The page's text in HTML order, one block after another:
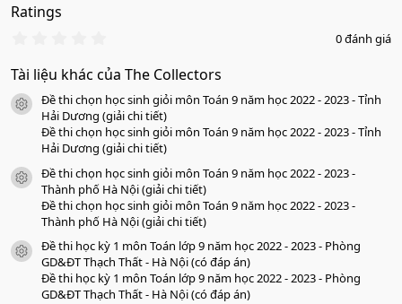
Ratings
0
0
a
o
0 đánh giá
Tài liệu khác của The Collectors
icon tài liệu
Đề thi chọn học sinh giỏi môn Toán 9 năm học 2022 - 2023 - Tỉnh
Hải Dương (giải chi tiết)
Đề thi chọn học sinh giỏi môn Toán 9 năm học 2022 - 2023 - Tỉnh
Hải Dương (giải chi tiết)
icon tài liệu
Đề thi chọn học sinh giỏi môn Toán 9 năm học 2022 - 2023 -
Thành phố Hà Nội (giải chi tiết)
Đề thi chọn học sinh giỏi môn Toán 9 năm học 2022 - 2023 -
Thành phố Hà Nội (giải chi tiết)
icon tài liệu
Đề thi học kỳ 1 môn Toán lớp 9 năm học 2022 - 2023 - Phòng
GD&ĐT Thạch Thất - Hà Nội (có đáp án)
Đề thi học kỳ 1 môn Toán lớp 9 năm học 2022 - 2023 - Phòng
GD&ĐT Thạch Thất - Hà Nội (có đáp án)